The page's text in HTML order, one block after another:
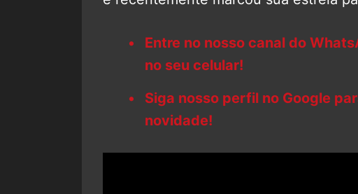
Entre no nosso canal do
no seu celular!
Siga nosso perfil no Google
novidade!